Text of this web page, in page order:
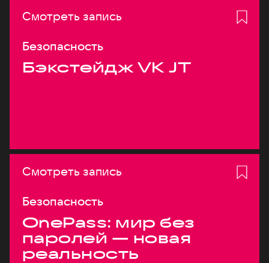
Смотреть запись
Безопасность
Бэкстейдж VK JT
Смотреть запись
Безопасность
OnePass: мир без
паролей — новая
реальность